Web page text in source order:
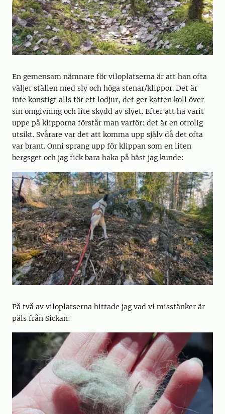
En gemensam nämnare för viloplatserna är att han ofta
väljer ställen med sly och höga stenar/klippor. Det är
inte konstigt alls för ett lodjur, det ger katten koll över
sin omgivning och lite skydd av slyet. Efter att ha varit
uppe på klipporna förstår man varför: det är en otrolig
utsikt. Svårare var det att komma upp själv då det ofta
var brant. Onni sprang upp för klippan som en liten
bergsget och jag fick bara haka på bäst jag kunde:
På två av viloplatserna hittade jag vad vi misstänker är
päls från Sickan: